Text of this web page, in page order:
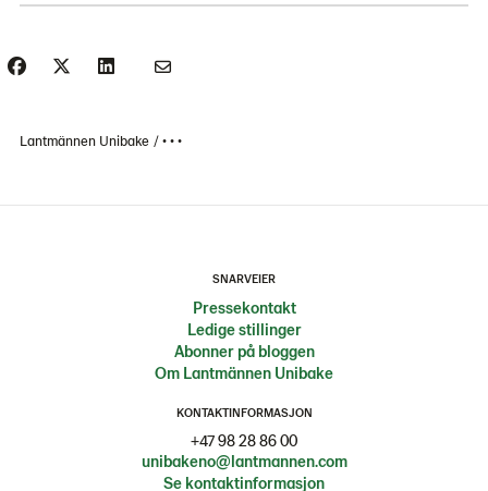
Lantmännen Unibake • • •
SNARVEIER
Pressekontakt
Ledige stillinger
Abonner på bloggen
Om Lantmännen Unibake
KONTAKTINFORMASJON
+47 98 28 86 00
unibakeno@lantmannen.com
Se kontaktinformasjon